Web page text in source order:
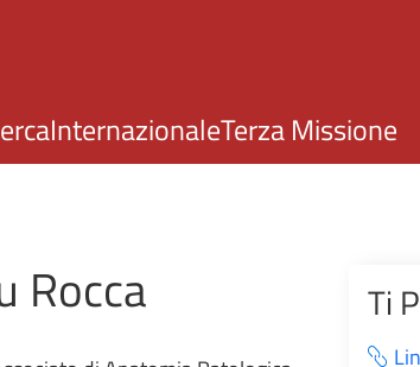
InternazionaleTerza Missione
Rocca Ti